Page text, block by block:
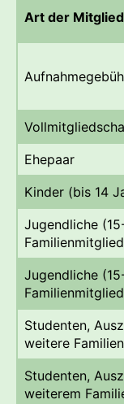
Art der
Ehepaar
Kinder (bis 14
Jugendliche
Jugendliche
Studenten,
weitere
Studenten,
weiterem